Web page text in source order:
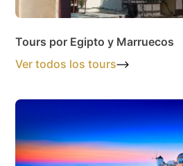
Tours por Egipto y Marruecos
Ver todos los tours